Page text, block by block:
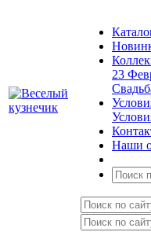
23
Наши